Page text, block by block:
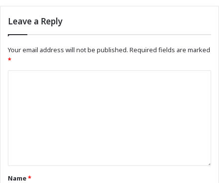
Leave a Reply
Your email address will not be published. Required fields are marked
*
Name*